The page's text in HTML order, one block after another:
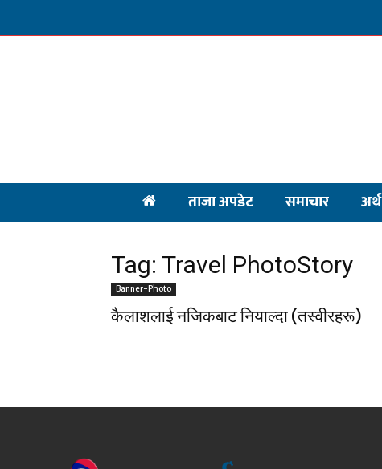
ताजा अपडेट समाचार अर्थ
Tag: Travel PhotoStory
Banner-Photo
कैलाशलाई नजिकबाट नियाल्दा (तस्वीरहरू)